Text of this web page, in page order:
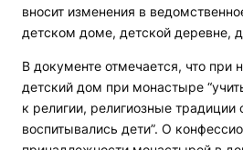
вносит изменения в
детском доме, детской деревне,
В документе отмечается, что при
детский дом при монастыре
к религии, религиозные традиции
воспитывались дети”. О